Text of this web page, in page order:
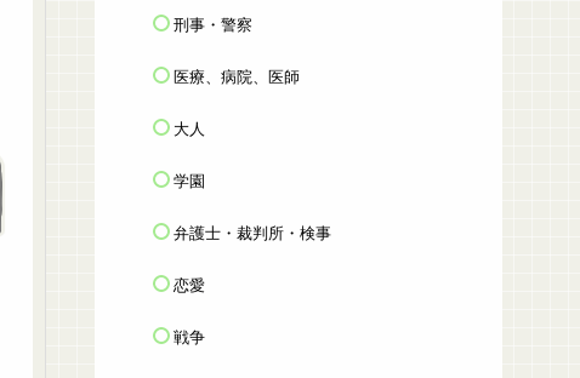
刑事・警察
医療、病院、医師
大人
学園
弁護士・裁判所・検事
恋愛
戦争